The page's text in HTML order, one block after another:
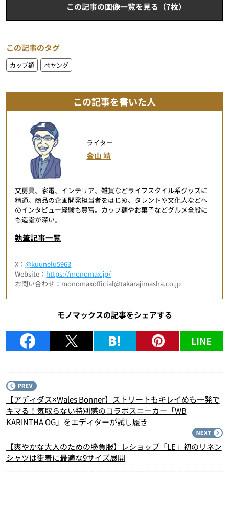
この記事の画像一覧を見る（7枚）
この記事のタグ
カップ麺 ペヤング
この記事を書いた人
ライター
金山 靖
文房具、家電、インテリア、雑貨などライフスタイル系グッズに
精通。商品の企画開発担当者をはじめ、タレントや文化人などへ
のインタビュー経験も豊富。カップ麺やお菓子などグルメ全般に
も造詣が深い。
執筆記事一覧
X：@kuunelu5963
Website： https://monomax.jp/
お問い合わせ：monomaxofficial@takarajimasha.co.jp
モノマックスの記事をシェアする
LINE
【アディダス×Wales Bonner】ストリートもキレイめも一発で
キマる！気取らない特別感のコラボスニーカー「WB
KARINTHA OG」をエディターが試し履き
【爽やかな大人のための勝負服】レショップ「LE」初のリネン
シャツは街着に最適な9サイズ展開